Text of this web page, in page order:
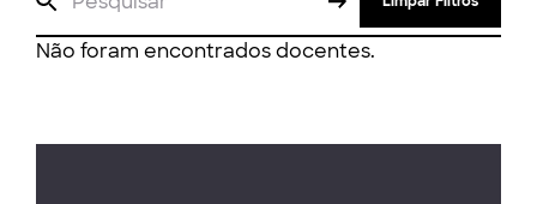
Não foram encontrados docentes.